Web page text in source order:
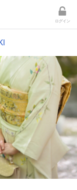
ログイン